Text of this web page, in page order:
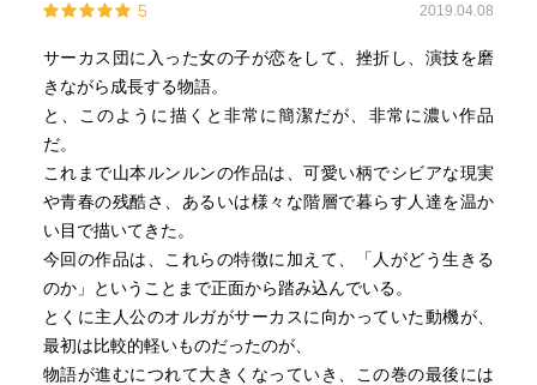
5 2019.04.08
サーカス団に入った女の子が恋をして、挫折し、演技を磨
きながら成長する物語。
と、このように描くと非常に簡潔だが、非常に濃い作品
だ。
これまで山本ルンルンの作品は、可愛い柄でシビアな現実
や青春の残酷さ、あるいは様々な階層で暮らす人達を温か
い目で描いてきた。
今回の作品は、これらの特徴に加えて、「人がどう生きる
のか」ということまで正面から踏み込んでいる。
とくに主人公のオルガがサーカスに向かっていた動機が、
最初は比較的軽いものだったのが、
物語が進むにつれて大きくなっていき、この巻の最後には